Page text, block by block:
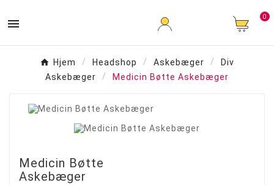
 0
Hjem Headshop Askebæger
Div
Askebæger
Medicin Bøtte Askebæger
Medicin Bøtte
Askebæger